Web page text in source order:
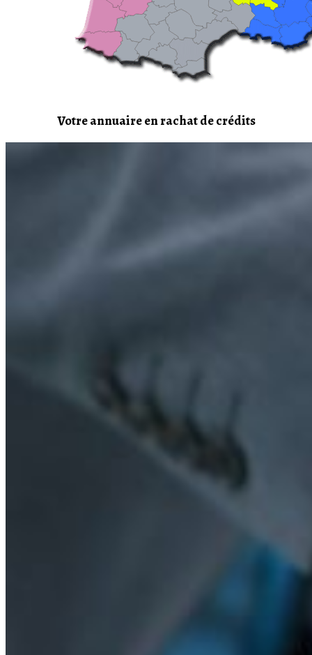
Votre annuaire en rachat de crédits